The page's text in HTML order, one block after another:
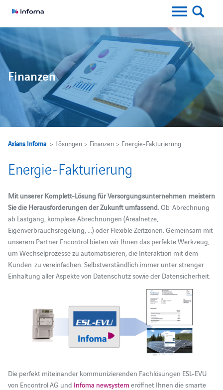
Finanzen
Axians Infoma> Lösungen > Finanzen > Energie-Fakturierung
Energie-Fakturierung
Mit unserer Komplett-Lösung für Versorgungsunternehmen meistern
Sie die Herausforderungen der Zukunft umfassend.Ob Abrechnung
ab Lastgang, komplexe Abrechnungen (Arealnetze,
Eigenverbrauchsregelung, ...) oder Flexible Zeitzonen. Gemeinsam mit
unserem Partner Encontrol bieten wir Ihnen das perfekte Werkzeug,
um Wechselprozesse zu automatisieren, die Interaktion mit dem
Kunden zu vereinfachen. Selbstverständlich immer unter strenger
Einhaltung aller Aspekte von Datenschutz sowie der Datensicherheit.
Die perfekt miteinander kommunizierenden Fachlösungen ESL-EVU
von Encontrol AG und Infoma newsystem eröffnet Ihnen die smarte